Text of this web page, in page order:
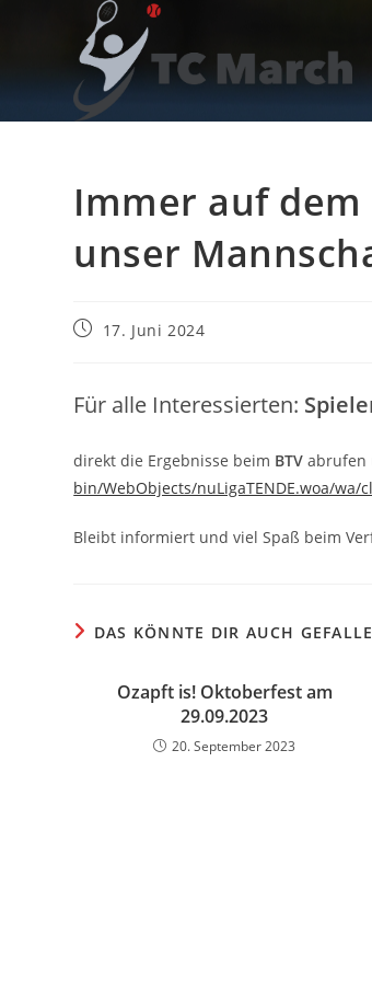
Immer auf dem
unser
Beitrag17. Juni 2024
Für alle Interessierten:
direkt die Ergebnisse beim BTV abrufen
bin/WebObjects/nuLigaTENDE.woa/wa/
Bleibt informiert und viel Spaß beim
DAS KÖNNTE DIR AUCH
Ozapft is! Oktoberfest am
29.09.2023
20. September 2023